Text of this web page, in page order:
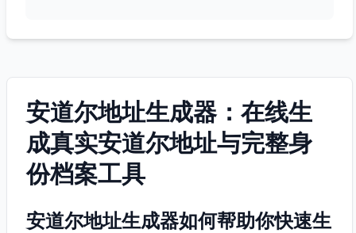
安道尔地址生成器：在线生
成真实安道尔地址与完整身
份档案工具
安道尔地址生成器如何帮助你快速生